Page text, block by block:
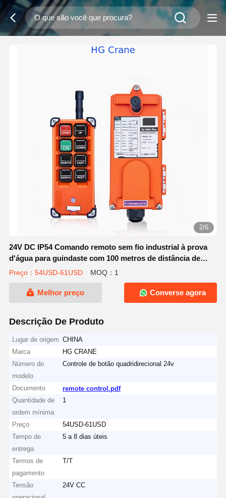
2/6
24V DC IP54 Comando remoto sem fio industrial à prova
d'água para guindaste com 100 metros de distância de
sinal
Preço：54USD-61USD MOQ：1
Melhor preço Converse agora
Descrição De Produto
Lugar de origem CHINA
Marca
HG CRANE
Número do
modelo
Controle de botão quadridirecional 24v
Documento
remote control.pdf
Quantidade de
ordem mínima
1
Preço
54USD-61USD
Tempo de
entrega
5 a 8 dias úteis
Termos de
pagamento
T/T
Tensão
24V CC